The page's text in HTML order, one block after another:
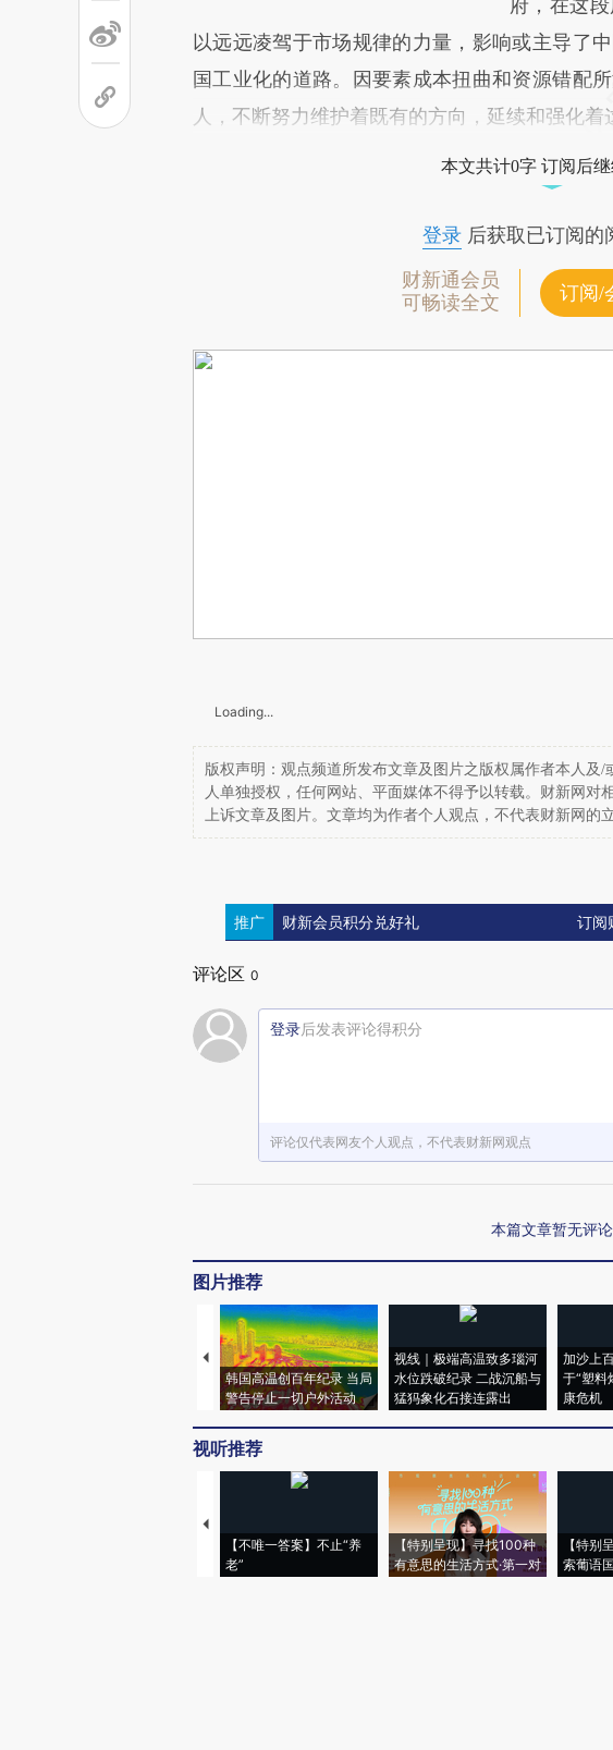
府，在这
以远远凌驾于市场规律的力量，影响或主导了中
国工业化的道路。因要素成本扭曲和资源错配
人，不断努力维护着既有的方向，延续和强化着
本文共计0字 订阅后
登录后获取已订阅的
财新通会员
可畅读全文
订阅/
Loading...
版权声明：观点频道所发布文章及图片之版权属作者本人及/
人单独授权，任何网站、平面媒体不得予以转载。财新网对
上诉文章及图片。文章均为作者个人观点，不代表财新网的
推广 财新会员积分兑好礼 订阅
评论区 0
登录后发表评论得积分
评论仅代表网友个人观点，不代表财新网观点
本篇文章暂无评论
图片推荐
韩国高温创百年纪录 当局
警告停止一切户外活动
视线｜极端高温致多瑙河
水位跌破纪录 二战沉船与
猛犸象化石接连露出
加沙上
于“塑料
康危机
视听推荐
【不唯一答案】不止“养
老”
【特别呈现】寻找100种
有意思的生活方式·第一对
【特别
索葡语